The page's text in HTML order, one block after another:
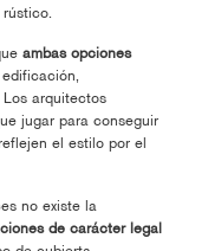
ambas opciones
Los arquitectos
jugar para conseguir
el estilo por el
no existe la
de carácter legal
de cubierta